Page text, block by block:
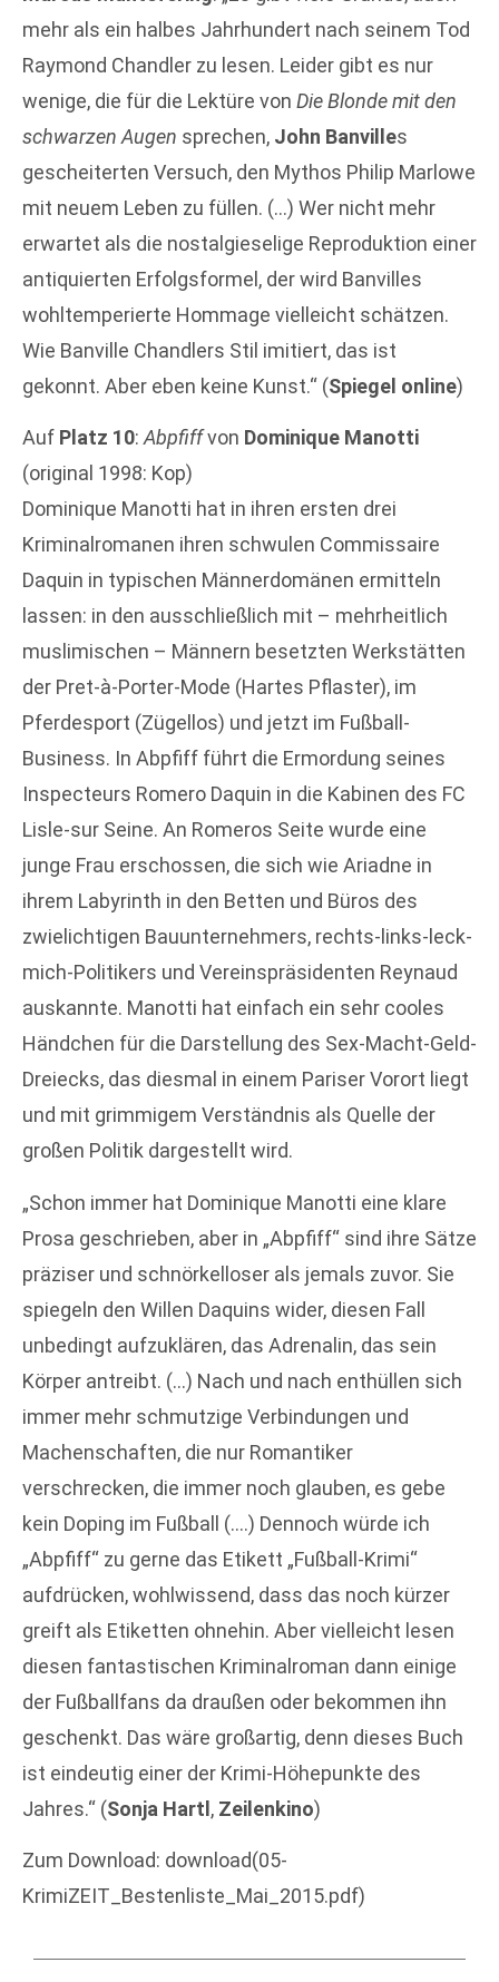
mehr als ein halbes Jahrhundert nach seinem Tod
Raymond Chandler zu lesen. Leider gibt es nur
wenige, die für die Lektüre von Die Blonde mit den
schwarzen Augen sprechen, John Banvilles
gescheiterten Versuch, den Mythos Philip Marlowe
mit neuem Leben zu füllen. (…) Wer nicht mehr
erwartet als die nostalgieselige Reproduktion einer
antiquierten Erfolgsformel, der wird Banvilles
wohltemperierte Hommage vielleicht schätzen.
Wie Banville Chandlers Stil imitiert, das ist
gekonnt. Aber eben keine Kunst.“ (Spiegel online)
Auf Platz 10:Abpfiffvon Dominique Manotti
(original 1998: Kop)
Dominique Manotti hat in ihren ersten drei
Kriminalromanen ihren schwulen Commissaire
Daquin in typischen Männerdomänen ermitteln
lassen: in den ausschließlich mit – mehrheitlich
muslimischen – Männern besetzten Werkstätten
der Pret-à-Porter-Mode (Hartes Pflaster), im
Pferdesport (Zügellos) und jetzt im Fußball-
Business. In Abpfiff führt die Ermordung seines
Inspecteurs Romero Daquin in die Kabinen des FC
Lisle-sur Seine. An Romeros Seite wurde eine
junge Frau erschossen, die sich wie Ariadne in
ihrem Labyrinth in den Betten und Büros des
zwielichtigen Bauunternehmers, rechts-links-leck-
mich-Politikers und Vereinspräsidenten Reynaud
auskannte. Manotti hat einfach ein sehr cooles
Händchen für die Darstellung des Sex-Macht-Geld-
Dreiecks, das diesmal in einem Pariser Vorort liegt
und mit grimmigem Verständnis als Quelle der
großen Politik dargestellt wird.
„Schon immer hat Dominique Manotti eine klare
Prosa geschrieben, aber in „Abpfiff“ sind ihre Sätze
präziser und schnörkelloser als jemals zuvor. Sie
spiegeln den Willen Daquins wider, diesen Fall
unbedingt aufzuklären, das Adrenalin, das sein
Körper antreibt. (…) Nach und nach enthüllen sich
immer mehr schmutzige Verbindungen und
Machenschaften, die nur Romantiker
verschrecken, die immer noch glauben, es gebe
kein Doping im Fußball (….) Dennoch würde ich
„Abpfiff“ zu gerne das Etikett „Fußball-Krimi“
aufdrücken, wohlwissend, dass das noch kürzer
greift als Etiketten ohnehin. Aber vielleicht lesen
diesen fantastischen Kriminalroman dann einige
der Fußballfans da draußen oder bekommen ihn
geschenkt. Das wäre großartig, denn dieses Buch
ist eindeutig einer der Krimi-Höhepunkte des
Jahres.“ (Sonja Hartl, Zeilenkino)
Zum Download: download(05-
KrimiZEIT_Bestenliste_Mai_2015.pdf)